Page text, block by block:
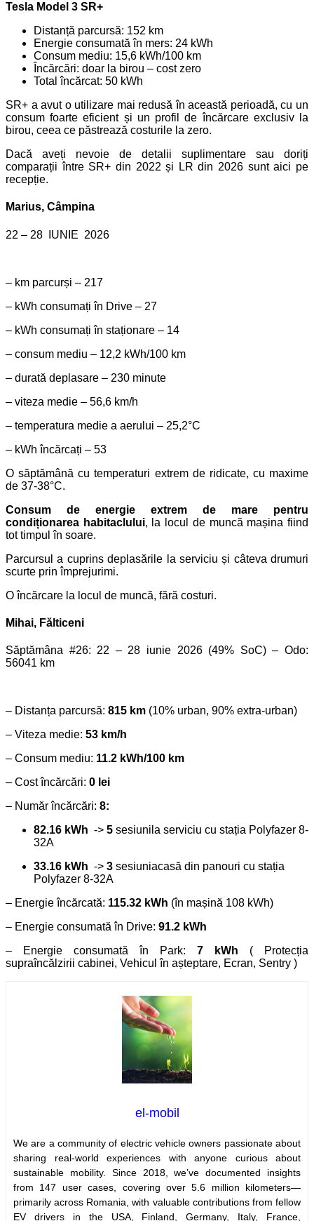
Tesla Model 3 SR+
Distanță parcursă: 152 km
Energie consumată în mers: 24 kWh
Consum mediu: 15,6 kWh/100 km
Încărcări: doar la birou – cost zero
Total încărcat: 50 kWh
SR+ a avut o utilizare mai redusă în această perioadă, cu un
consum foarte eficient și un profil de încărcare exclusiv la
birou, ceea ce păstrează costurile la zero.
Dacă aveți nevoie de detalii suplimentare sau doriți
comparații între SR+ din 2022 și LR din 2026 sunt aici pe
recepție.
Marius, Câmpina
22 – 28 IUNIE 2026
– km parcurși – 217
– kWh consumați în Drive – 27
– kWh consumați în staționare – 14
– consum mediu – 12,2 kWh/100 km
– durată deplasare – 230 minute
– viteza medie – 56,6 km/h
– temperatura medie a aerului – 25,2°C
– kWh încărcați – 53
O săptămână cu temperaturi extrem de ridicate, cu maxime
de 37-38°C.
Consum de energie extrem de mare pentru
condiționarea habitaclului, la locul de muncă mașina fiind
tot timpul în soare.
Parcursul a cuprins deplasările la serviciu și câteva drumuri
scurte prin împrejurimi.
O încărcare la locul de muncă, fără costuri.
Mihai, Fălticeni
Săptămâna #26: 22 – 28 iunie 2026 (49% SoC) – Odo:
56041 km
– Distanța parcursă: 815 km (10% urban, 90% extra-urban)
– Viteza medie: 53 km/h
– Consum mediu: 11.2 kWh/100 km
– Cost încărcări: 0 lei
– Număr încărcări: 8:
82.16 kWh -> 5 sesiunila serviciu cu stația Polyfazer 8-
32A
33.16 kWh -> 3 sesiuniacasă din panouri cu stația
Polyfazer 8-32A
– Energie încărcată: 115.32 kWh (în mașină 108 kWh)
– Energie consumată în Drive: 91.2 kWh
– Energie consumată în Park: 7 kWh ( Protecția
supraîncălzirii cabinei, Vehicul în așteptare, Ecran, Sentry )
el-mobil
We are a community of electric vehicle owners passionate about
sharing real-world experiences with anyone curious about
sustainable mobility. Since 2018, we’ve documented insights
from 147 user cases, covering over 5.6 million kilometers—
primarily across Romania, with valuable contributions from fellow
EV drivers in the USA, Finland, Germany, Italy, France,